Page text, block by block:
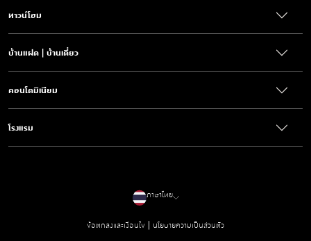
ทาวน์โฮม
บ้านแฝด | บ้านเดี่ยว
คอนโดมิเนียม
โรงแรม
ภาษาไทย
ข้อตกลงและเงื่อนไข | นโยบายความเป็นส่วนตัว